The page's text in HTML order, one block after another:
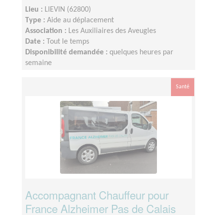
Lieu : LIEVIN (62800)
Type : Aide au déplacement
Association : Les Auxiliaires des Aveugles
Date :
Tout le temps
Disponibilité demandée : quelques heures par
semaine
Santé
Accompagnant Chauffeur pour
France Alzheimer Pas de Calais